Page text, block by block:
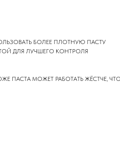
БОЛЕЕ ПЛОТНУЮ ПАСТУ
ДЛЯ ЛУЧШЕГО КОНТРОЛЯ
МОЖЕТ РАБОТАТЬ ЖЁСТЧЕ,